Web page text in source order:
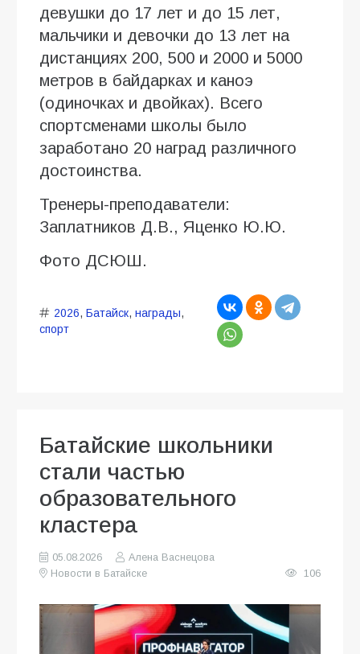
девушки до 17 лет и до 15 лет,
мальчики и девочки до 13 лет на
дистанциях 200, 500 и 2000 и 5000
метров в байдарках и каноэ
(одиночках и двойках). Всего
спортсменами школы было
заработано 20 наград различного
достоинства.
Тренеры-преподаватели:
Заплатников Д.В., Яценко Ю.Ю.
Фото ДСЮШ.
2026, Батайск, награды,
спорт
Батайские школьники
стали частью
образовательного
кластера
05.08.2026
Алена Васнецова
Новости в Батайске
106